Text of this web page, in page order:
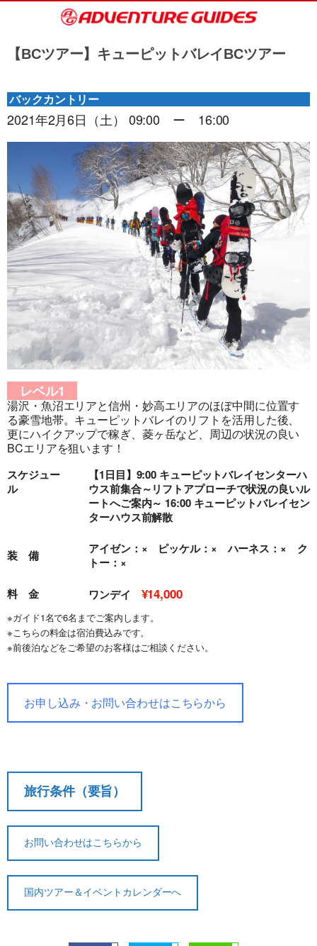
【BCツアー】キューピットバレイBCツアー
バックカントリー
2021年2月6日（土） 09:00 ー 16:00
レベル1
湯沢・魚沼エリアと信州・妙高エリアのほぼ中間に位置す
る豪雪地帯。キューピットバレイのリフトを活用した後、
更にハイクアップで稼ぎ、菱ヶ岳など、周辺の状況の良い
BCエリアを狙います！
スケジュー
ル
【1日目】9:00 キューピットバレイセンターハ
ウス前集合～リフトアプローチで状況の良いル
ートへご案内～ 16:00 キューピットバレイセン
ターハウス前解散
装 備
アイゼン：× ピッケル：× ハーネス：× ク
トー：×
料 金
ワンデイ ¥14,000
※ガイド1名で6名までご案内します。
※こちらの料金は宿泊費込みです。
※前後泊などをご希望のお客様はご相談ください。
お申し込み・お問い合わせはこちらから
旅行条件（要旨）
旅行条件（要旨）
お問い合わせはこちらから
国内ツアー＆イベントカレンダーへ